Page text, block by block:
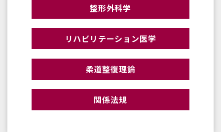
整形外科学
リハビリテーション医学
柔道整復理論
関係法規